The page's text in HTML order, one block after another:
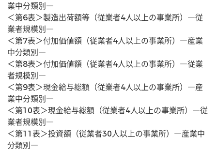
業中分類別―
＜第6表＞製造出荷額等（従業者4人以上の事業所）―従
業者規模別―
＜第7表＞付加価値額（従業者4人以上の事業所）―産業
中分類別―
＜第8表＞付加価値額（従業者4人以上の事業所）―従業
者規模別―
＜第9表＞現金給与総額（従業者4人以上の事業所）―産
業中分類別―
＜第10表＞現金給与総額（従業者4人以上の事業所）―従
業者規模別―
＜第11表＞投資額（従業者30人以上の事業所）―産業中
分類別―